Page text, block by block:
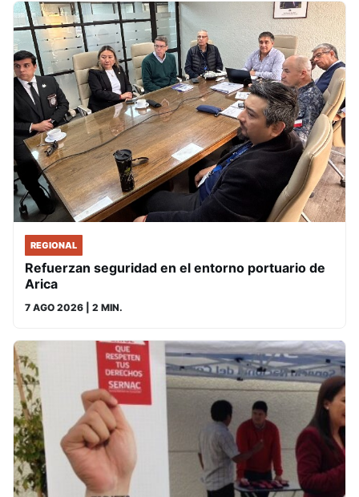
REGIONAL
Refuerzan seguridad en el entorno portuario de
Arica
7 AGO 2026 | 2 MIN.